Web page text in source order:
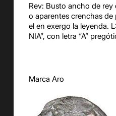
Rev: Busto ancho de
o aparentes crenchas
el en exergo la leyenda.
NIA”, con letra “A”
Marca Aro